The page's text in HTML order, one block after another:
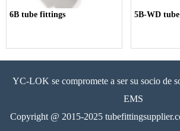
6B tube fittings 5B-WD
YC-LOK se compromete a ser su socio de
EMS
Copyright @ 2015-2025